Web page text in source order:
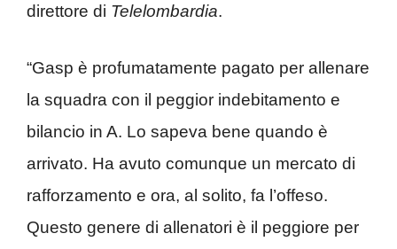
direttore di Telelombardia.
“Gasp è profumatamente pagato per allenare
la squadra con il peggior indebitamento e
bilancio in A. Lo sapeva bene quando è
arrivato. Ha avuto comunque un mercato di
rafforzamento e ora, al solito, fa l’offeso.
Questo genere di allenatori è il peggiore per